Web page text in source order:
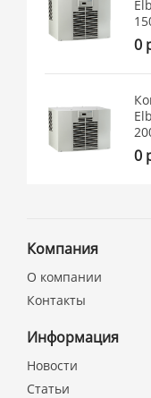
0
0
Компания
О компании
Контакты
Информация
Новости
Статьи